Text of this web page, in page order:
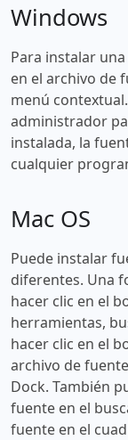
Windows
Para instalar
en el archivo de
menú
administrador
instalada, la
cualquier
Mac OS
Puede instalar
diferentes. Una
hacer clic en el
herramientas,
hacer clic en el
archivo de
Dock. También
fuente en el
fuente en el